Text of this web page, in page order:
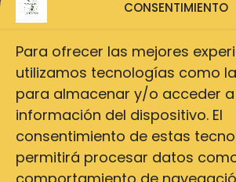
CONSENTIMIENTO
Para ofrecer las mejores
utilizamos tecnologías como
para almacenar y/o acceder
información del dispositivo. El
consentimiento de estas
permitirá procesar datos